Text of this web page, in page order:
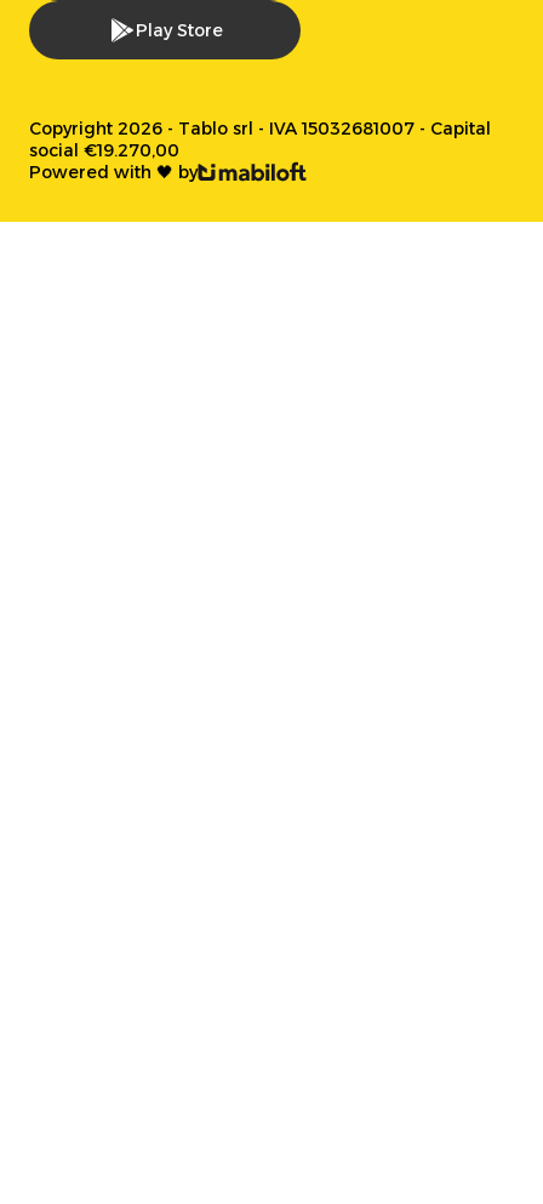
Play Store
Copyright 2026 - Tablo srl - IVA 15032681007 - Capital
social €19.270,00
Powered with 🖤 by